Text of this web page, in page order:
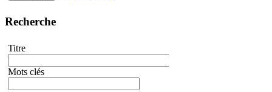
Recherche
Titre
Mots clés